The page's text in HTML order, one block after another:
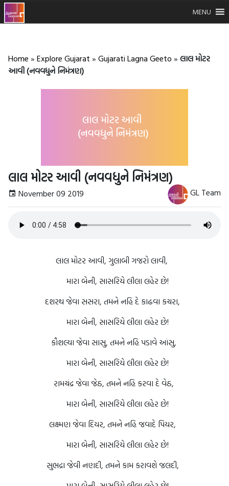
MENU
Home » Explore Gujarat » Gujarati Lagna Geeto » લાલ મોટર
આવી (નવવધુને નિમંત્રણ)
લાલ મોટર આવી (નવવધુને નિમંત્રણ)
November 09 2019 GL Team
લાલ મોટર આવી, ગુલાબી ગજરો લાવી,
મારા બેની, સાસરિયે લીલા લહેર છે!
દશરથ જેવા સસરા, તમને નહિ દે કાઢવા કચરા,
મારા બેની, સાસરિયે લીલા લહેર છે!
કૌશલ્યા જેવા સાસુ, તમને નહિ પડાવે આંસુ,
મારા બેની, સાસરિયે લીલા લહેર છે!
રામચંદ્ર જેવા જેઠ, તમને નહિ કરવા દે વેઠ,
મારા બેની, સાસરિયે લીલા લહેર છે!
લક્ષ્મણ જેવા દિયર, તમને નહિ જવાદે પિયર,
મારા બેની, સાસરિયે લીલા લહેર છે!
સુભદ્રા જેવી નણદી, તમને કામ કરાવશે જલદી,